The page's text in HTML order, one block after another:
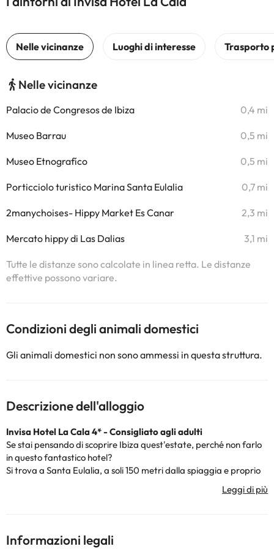
Nelle vicinanze
Palacio de Congresos de Ibiza 0,4 mi
Museo Barrau 0,5 mi
Museo Etnografíco 0,5 mi
Porticciolo turistico Marina Santa Eulalia 0,7 mi
2manychoises- Hippy Market Es Canar 2,3 mi
Mercato hippy di Las Dalias 3,1 mi
Tutte le distanze sono calcolate in linea retta. Le distanze
effettive possono variare.
Condizioni degli animali domestici
Gli animali domestici non sono ammessi in questa struttura.
Descrizione dell'alloggio
Invisa Hotel La Cala 4* - Consigliato agli adulti
Se stai pensando di scoprire Ibiza quest'estate, perché non farlo
in questo fantastico hotel?
Si trova a Santa Eulalia, a soli 150 metri dalla spiaggia e proprio
nel cuore del centro turistico per una vacanza di lusso. Inoltre, ti
caso in cui tu abbia voglia di fare un po' di sport durante le tue
Informazioni legali